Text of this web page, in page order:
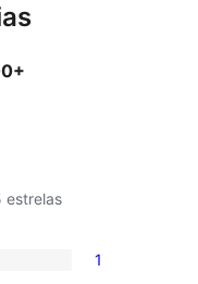
estrelas
1